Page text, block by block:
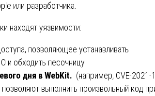
или разработчика.
находят уязвимости:
позволяющее устанавливать
и обходить песочницу.
дня в WebKit. (например, CVE-2021-
выполнить произвольный код